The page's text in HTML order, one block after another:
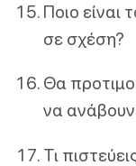
Ποιο είναι
σε σχέση?
Θα
να
Τι